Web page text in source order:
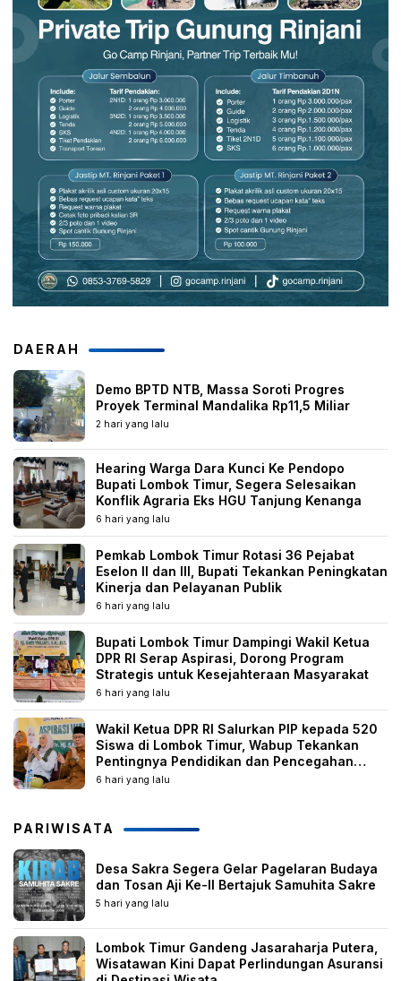
DAERAH
Demo BPTD NTB, Massa Soroti Progres
Proyek Terminal Mandalika Rp11,5 Miliar
2 hari yang lalu
Hearing Warga Dara Kunci Ke Pendopo
Bupati Lombok Timur, Segera Selesaikan
Konflik Agraria Eks HGU Tanjung Kenanga
6 hari yang lalu
Pemkab Lombok Timur Rotasi 36 Pejabat
Eselon II dan III, Bupati Tekankan Peningkatan
Kinerja dan Pelayanan Publik
6 hari yang lalu
Bupati Lombok Timur Dampingi Wakil Ketua
DPR RI Serap Aspirasi, Dorong Program
Strategis untuk Kesejahteraan Masyarakat
6 hari yang lalu
Wakil Ketua DPR RI Salurkan PIP kepada 520
Siswa di Lombok Timur, Wabup Tekankan
Pentingnya Pendidikan dan Pencegahan
Perkawinan Anak
6 hari yang lalu
PARIWISATA
Desa Sakra Segera Gelar Pagelaran Budaya
dan Tosan Aji Ke-II Bertajuk Samuhita Sakre
5 hari yang lalu
Lombok Timur Gandeng Jasaraharja Putera,
Wisatawan Kini Dapat Perlindungan Asuransi